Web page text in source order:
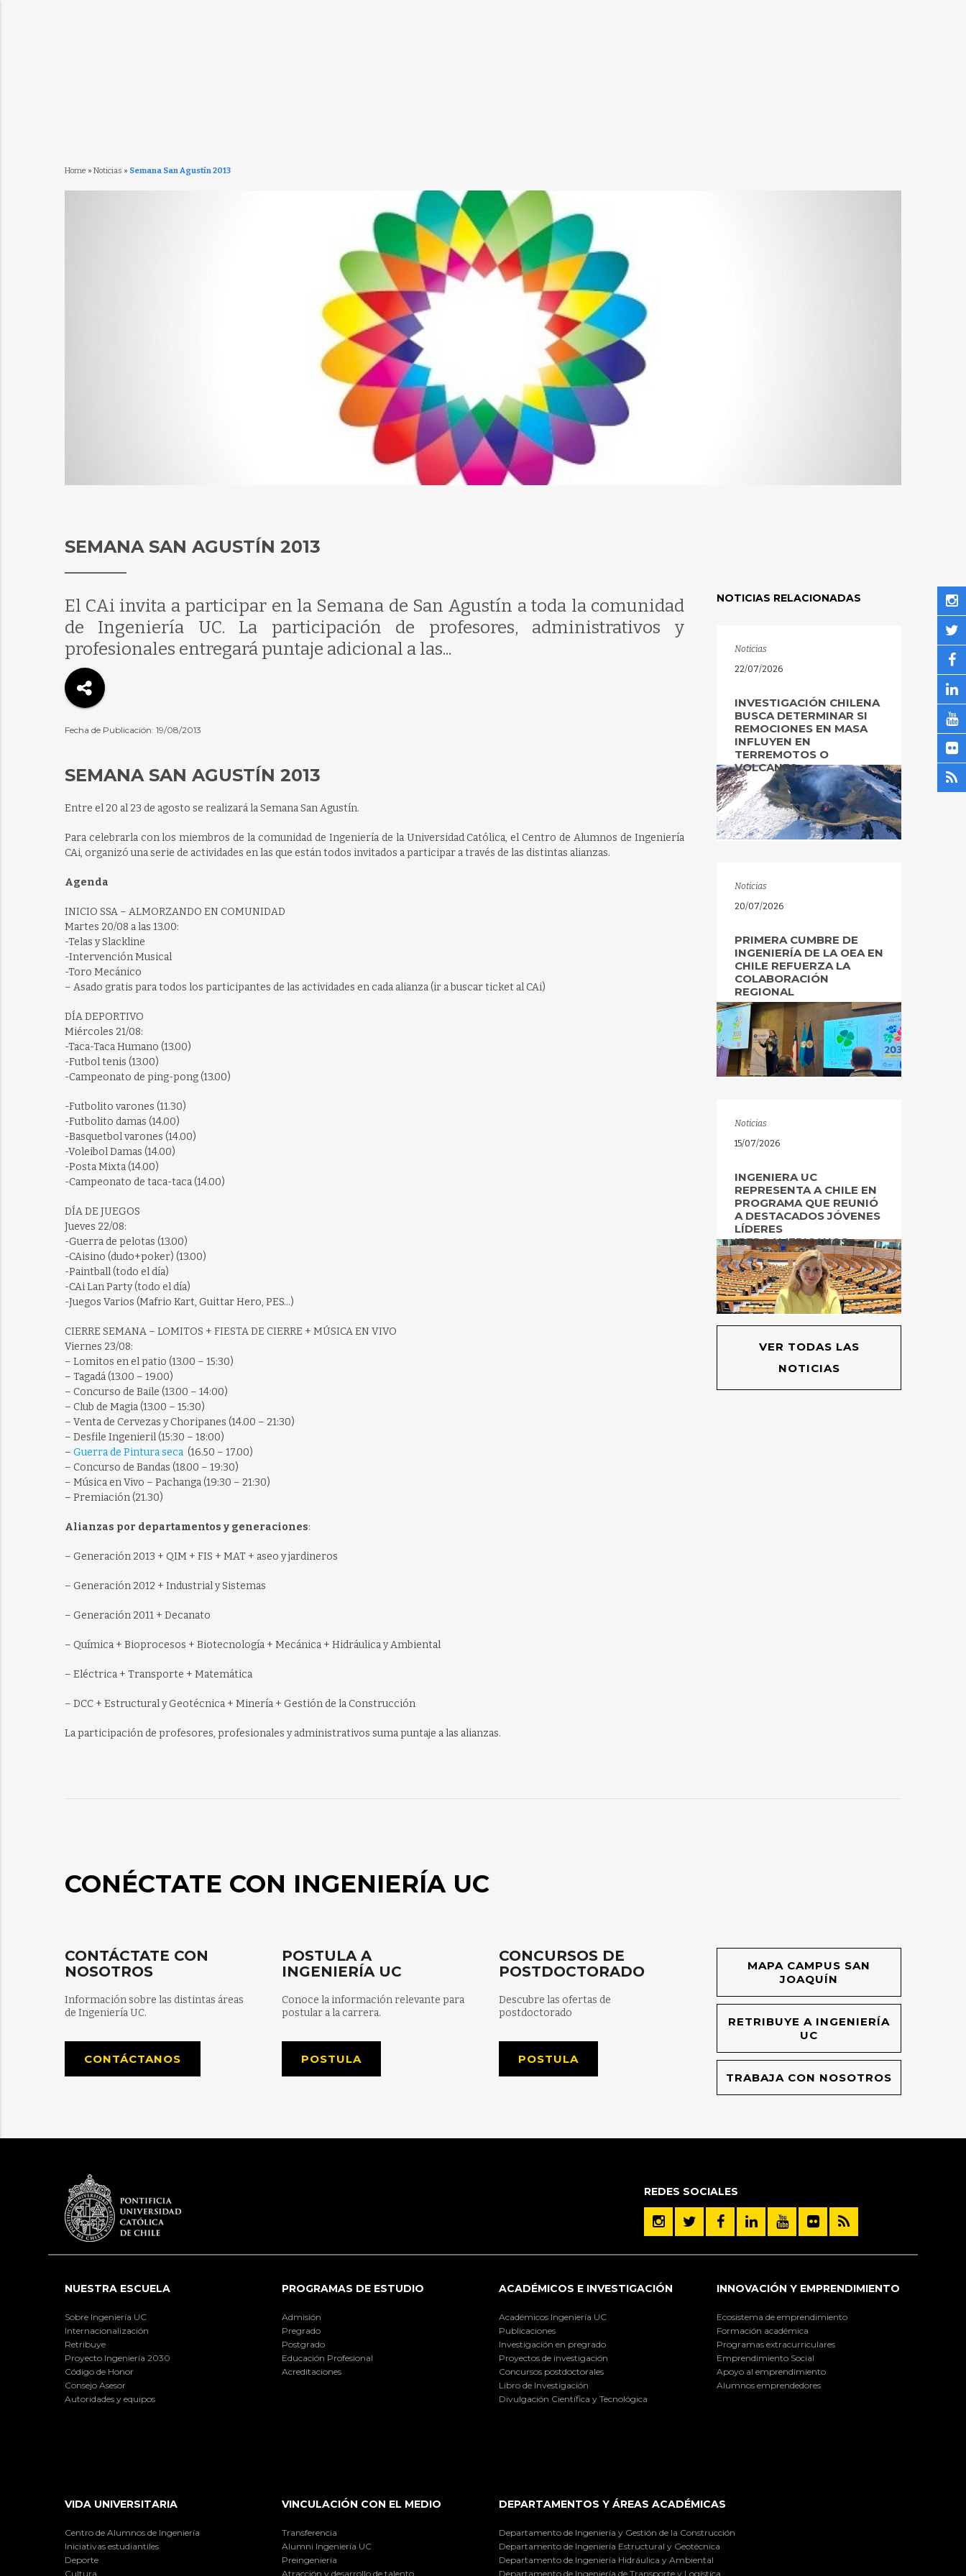
Home » Noticias » Semana San Agustín 2013
SEMANA SAN AGUSTÍN 2013
El CAi invita a participar en la Semana de San Agustín a toda la comunidad
de Ingeniería UC. La participación de profesores, administrativos y
profesionales entregará puntaje adicional a las...
Fecha de Publicación: 19/08/2013
SEMANA SAN AGUSTÍN 2013
Entre el 20 al 23 de agosto se realizará la Semana San Agustín.
Para celebrarla con los miembros de la comunidad de Ingeniería de la Universidad Católica, el Centro de Alumnos de Ingeniería
CAi, organizó una serie de actividades en las que están todos invitados a participar a través de las distintas alianzas.
Agenda
INICIO SSA – ALMORZANDO EN COMUNIDAD
Martes 20/08 a las 13.00:
-Telas y Slackline
-Intervención Musical
-Toro Mecánico
– Asado gratis para todos los participantes de las actividades en cada alianza (ir a buscar ticket al CAi)
DÍA DEPORTIVO
Miércoles 21/08:
-Taca-Taca Humano (13.00)
-Futbol tenis (13.00)
-Campeonato de ping-pong (13.00)
-Futbolito varones (11.30)
-Futbolito damas (14.00)
-Basquetbol varones (14.00)
-Voleibol Damas (14.00)
-Posta Mixta (14.00)
-Campeonato de taca-taca (14.00)
DÍA DE JUEGOS
Jueves 22/08:
-Guerra de pelotas (13.00)
-CAisino (dudo+poker) (13.00)
-Paintball (todo el día)
-CAi Lan Party (todo el día)
-Juegos Varios (Mafrio Kart, Guittar Hero, PES…)
CIERRE SEMANA – LOMITOS + FIESTA DE CIERRE + MÚSICA EN VIVO
Viernes 23/08:
– Lomitos en el patio (13.00 – 15:30)
– Tagadá (13.00 – 19.00)
– Concurso de Baile (13.00 – 14:00)
– Club de Magia (13.00 – 15:30)
– Venta de Cervezas y Choripanes (14.00 – 21:30)
– Desfile Ingenieril (15:30 – 18:00)
– Guerra de Pintura seca(16.50 – 17.00)
– Concurso de Bandas (18.00 – 19:30)
– Música en Vivo – Pachanga (19:30 – 21:30)
– Premiación (21.30)
Alianzas por departamentos y generaciones:
– Generación 2013 + QIM + FIS + MAT + aseo y jardineros
– Generación 2012 + Industrial y Sistemas
– Generación 2011 + Decanato
– Química + Bioprocesos + Biotecnología + Mecánica + Hidráulica y Ambiental
– Eléctrica + Transporte + Matemática
– DCC + Estructural y Geotécnica + Minería + Gestión de la Construcción
La participación de profesores, profesionales y administrativos suma puntaje a las alianzas.
NOTICIAS RELACIONADAS
Noticias
22/07/2026
INVESTIGACIÓN CHILENA
BUSCA DETERMINAR SI
REMOCIONES EN MASA
INFLUYEN EN
TERREMOTOS O
VOLCANES
Noticias
20/07/2026
PRIMERA CUMBRE DE
INGENIERÍA DE LA OEA EN
CHILE REFUERZA LA
COLABORACIÓN
REGIONAL
Noticias
15/07/2026
INGENIERA UC
REPRESENTA A CHILE EN
PROGRAMA QUE REUNIÓ
A DESTACADOS JÓVENES
LÍDERES
IBEROAMERICANOS
VER TODAS LAS
NOTICIAS
CONÉCTATE CON INGENIERÍA UC
CONTÁCTATE CON
NOSOTROS
Información sobre las distintas áreas
de Ingeniería UC.
CONTÁCTANOS
POSTULA A
INGENIERÍA UC
Conoce la información relevante para
postular a la carrera.
POSTULA
CONCURSOS DE
POSTDOCTORADO
Descubre las ofertas de
postdoctorado
POSTULA
MAPA CAMPUS SAN
JOAQUÍN
RETRIBUYE A INGENIERÍA
UC
TRABAJA CON NOSOTROS
REDES SOCIALES
NUESTRA ESCUELA
Sobre Ingeniería UC
Internacionalización
Retribuye
Proyecto Ingeniería 2030
Código de Honor
Consejo Asesor
Autoridades y equipos
PROGRAMAS DE ESTUDIO
Admisión
Pregrado
Postgrado
Educación Profesional
Acreditaciones
ACADÉMICOS E INVESTIGACIÓN
Académicos Ingeniería UC
Publicaciones
Investigación en pregrado
Proyectos de investigación
Concursos postdoctorales
Libro de Investigación
Divulgación Científica y Tecnológica
INNOVACIÓN Y EMPRENDIMIENTO
Ecosistema de emprendimiento
Formación académica
Programas extracurriculares
Emprendimiento Social
Apoyo al emprendimiento
Alumnos emprendedores
VIDA UNIVERSITARIA
Centro de Alumnos de Ingeniería
Iniciativas estudiantiles
Deporte
Cultura
VINCULACIÓN CON EL MEDIO
Transferencia
Alumni Ingeniería UC
Preingeniería
Atracción y desarrollo de talento
DEPARTAMENTOS Y ÁREAS ACADÉMICAS
Departamento de Ingeniería y Gestión de la Construcción
Departamento de Ingeniería Estructural y Geotécnica
Departamento de Ingeniería Hidráulica y Ambiental
Departamento de Ingeniería de Transporte y Logística